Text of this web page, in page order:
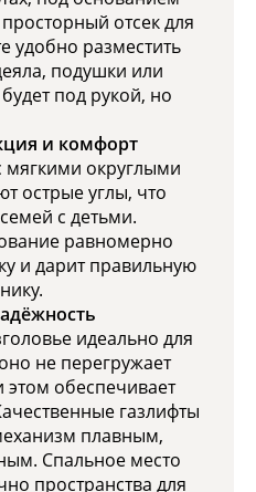
отсек для
удобно разместить
подушки или
под рукой, но
и комфорт
мягкими округлыми
острые углы, что
с детьми.
равномерно
и дарит правильную
идеально для
не перегружает
этом обеспечивает
газлифты
плавным,
Спальное место
пространства для